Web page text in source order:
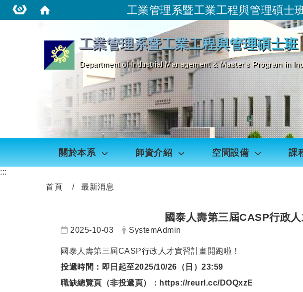
工業管理系暨工業工程與管理碩士
工業管理系暨工業工程與管理碩士班
Department of Industrial Management & Master's Program in
關於本系 師資介紹 空間設備 課
:::
首頁
最新消息
國泰人壽第三屆CASP行政
日期：
2025-10-03 發布者：
SystemAdmin
國泰人壽第三屆CASP行政人才實習計畫開跑啦！
投遞時間：即日起至2025/10/26（日）23:59
職缺總覽頁（非投遞頁）： https://reurl.cc/DOQxzE